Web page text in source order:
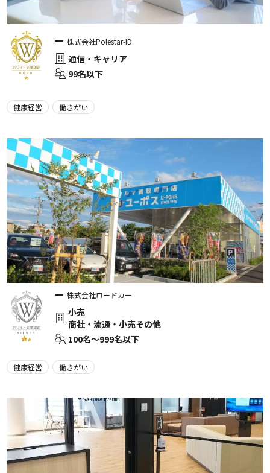
株式会社Polestar-ID
通信・キャリア
99名以下
健康経営 働きがい
株式会社ロードカー
小売
商社・流通・小売その他
100名〜999名以下
健康経営 働きがい